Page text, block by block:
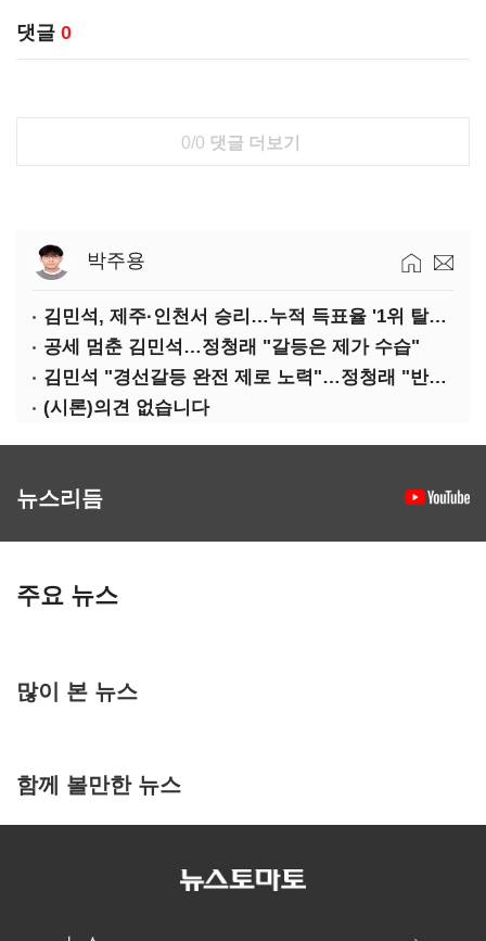
댓글 0
0/0 댓글 더보기
박주용
김민석, 제주·인천서 승리…누적 득표율 '1위 탈환'(종합)
공세 멈춘 김민석…정청래 "갈등은 제가 수습"
김민석 "경선갈등 완전 제로 노력"…정청래 "반명 공세 사과부터"
(시론)의견 없습니다
뉴스리듬
주요 뉴스
많이 본 뉴스
함께 볼만한 뉴스